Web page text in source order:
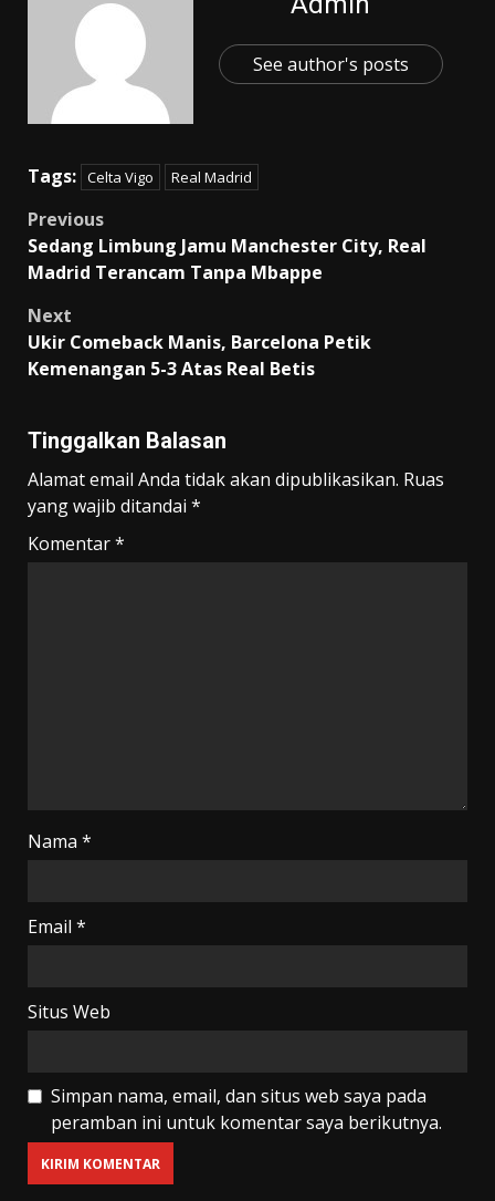
See author's posts
Tags: Celta Vigo Real Madrid
Post
navigation
Previous
Sedang Limbung Jamu Manchester City, Real
Madrid Terancam Tanpa Mbappe
Next
Ukir Comeback Manis, Barcelona Petik
Kemenangan 5-3 Atas Real Betis
Tinggalkan Balasan
Alamat email Anda tidak akan dipublikasikan. Ruas
yang wajib ditandai *
Komentar*
Nama *
Email *
Situs Web
Simpan nama, email, dan situs web saya pada
peramban ini untuk komentar saya berikutnya.